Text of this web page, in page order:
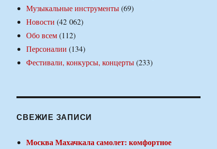
Музыкальные инструменты(69)
Новости (42 062)
Обо всем(112)
Персоналии (134)
Фестивали, конкурсы, концерты(233)
СВЕЖИЕ ЗАПИСИ
Москва Махачкала самолет: комфортное